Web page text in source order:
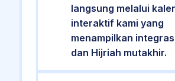
langsung melalui
interaktif kami yang
menampilkan
dan Hijriah mutakhir.